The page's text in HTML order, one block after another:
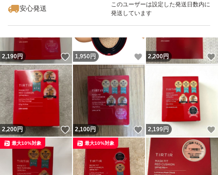
安心発送
このユーザーは設定した発送日数内に
発送しています
2,190円 いいね！
1,950 円 いいね！
2,200円
2,200円 いいね！
2,100円 いいね！
2,199円
最大10%対象 最大10%対象